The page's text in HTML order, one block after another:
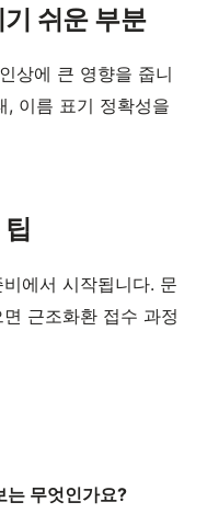
쉬운 부분
상에 큰 영향을 줍니
, 이름 표기 정확성을
에서 시작됩니다. 문
근조화환 접수 과정
는 무엇인가요?